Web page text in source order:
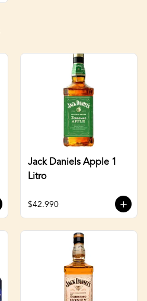
Jack Daniels Apple 1
Litro
$42.990